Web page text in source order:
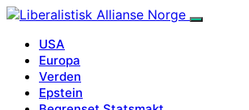
USA
Europa
Verden
Epstein